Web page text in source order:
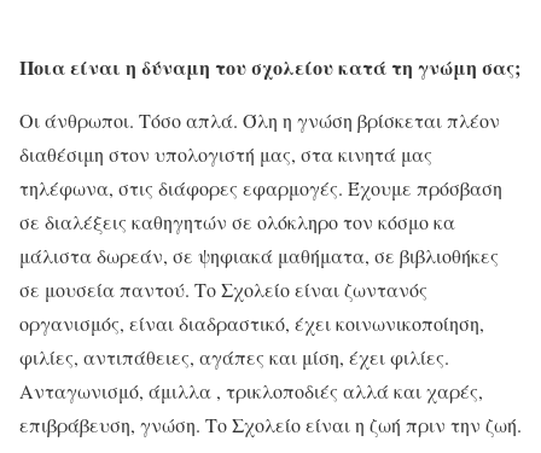
Ποια είναι η δύναμη του σχολείου κατά τη γνώμη σας;
Οι άνθρωποι. Τόσο απλά. Όλη η γνώση βρίσκεται πλέον
διαθέσιμη στον υπολογιστή μας, στα κινητά μας
τηλέφωνα, στις διάφορες εφαρμογές. Έχουμε πρόσβαση
σε διαλέξεις καθηγητών σε ολόκληρο τον κόσμο κα
μάλιστα δωρεάν, σε ψηφιακά μαθήματα, σε βιβλιοθήκες
σε μουσεία παντού. Το Σχολείο είναι ζωντανός
οργανισμός, είναι διαδραστικό, έχει κοινωνικοποίηση,
φιλίες, αντιπάθειες, αγάπες και μίση, έχει φιλίες.
Ανταγωνισμό, άμιλλα , τρικλοποδιές αλλά και χαρές,
επιβράβευση, γνώση. Το Σχολείο είναι η ζωή πριν την ζωή.